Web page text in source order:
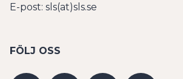
E-post: sls(at)sls.se
FÖLJ OSS